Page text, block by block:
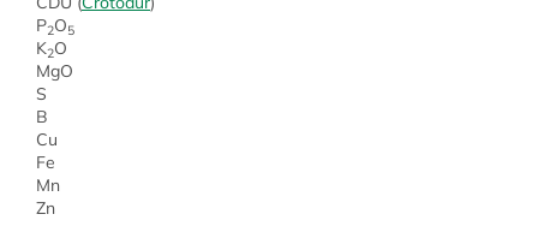
P2O5
K2O
MgO
S
B
Cu
Fe
Mn
Zn